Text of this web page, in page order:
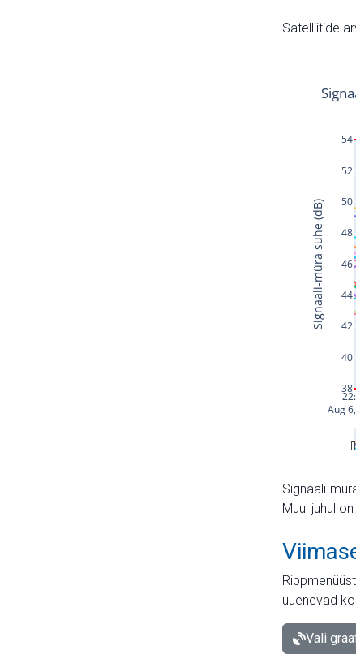
Satelliitide
Signaali-
Muul juhul
uuenevad
Vali